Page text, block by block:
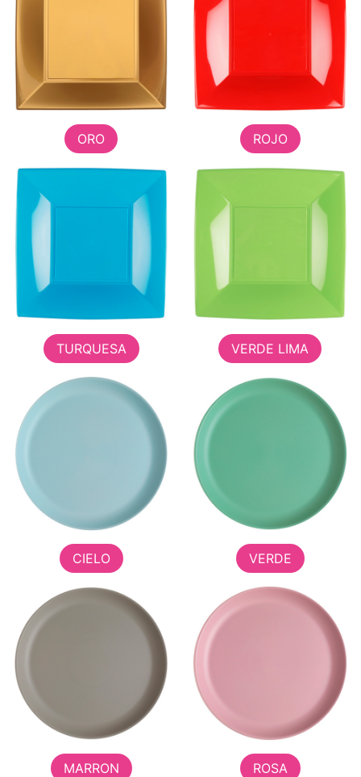
ORO ROJO
TURQUESA VERDE LIMA
CIELO VERDE
MARRON ROSA